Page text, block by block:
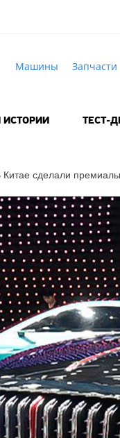
Машины Запчасти
ИСТОРИИ ТЕСТ-
Китае сделали